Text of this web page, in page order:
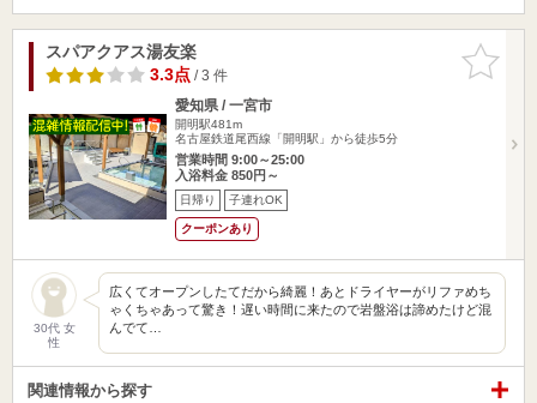
お気に入
りに追加
スパアクアス湯友楽
3.3点/ 3 件
愛知県 / 一宮市
開明駅481m
名古屋鉄道尾西線「開明駅」から徒歩5分
営業時間 9:00～25:00
入浴料金 850円～
日帰り 子連れOK
クーポンあり
30代 女
性
広くてオープンしたてだから綺麗！あとドライヤーがリファめち
ゃくちゃあって驚き！遅い時間に来たので岩盤浴は諦めたけど混
んでて…
関連情報から探す